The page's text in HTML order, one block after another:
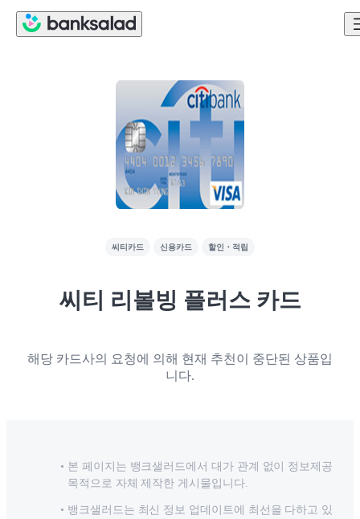
씨티카드 신용카드 할인・적립
씨티 리볼빙 플러스 카드
해당 카드사의 요청에 의해 현재 추천이 중단된 상품입
니다.
본 페이지는 뱅크샐러드에서 대가 관계 없이 정보제공
목적으로 자체 제작한 게시물입니다.
뱅크샐러드는 최신 정보 업데이트에 최선을 다하고 있